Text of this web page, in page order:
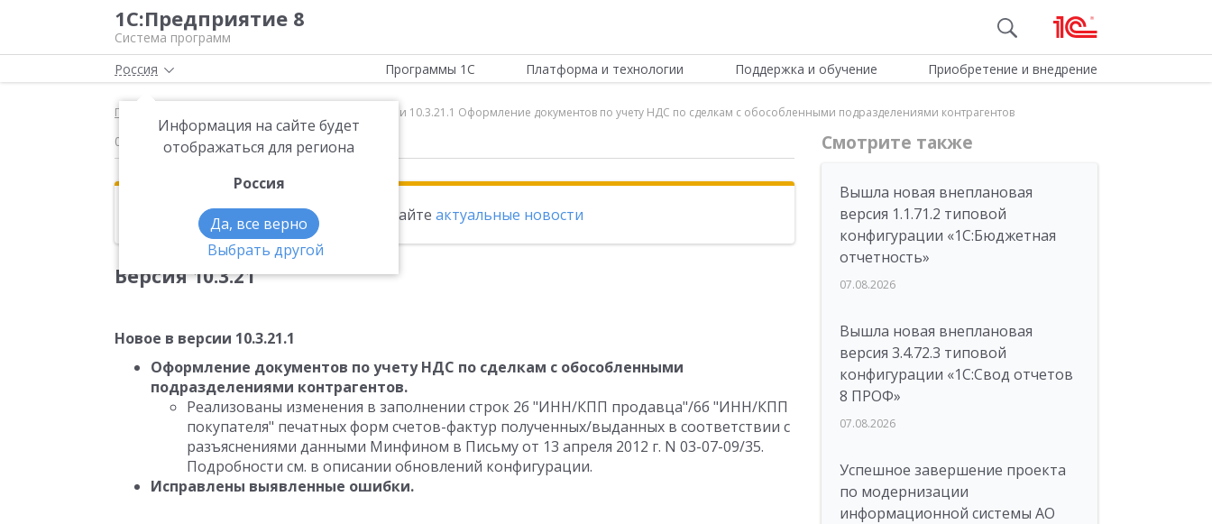
1С:Предприятие 8
Система программ
Россия
Информация на сайте будет
отображаться для региона
Россия
Да, все верно
Выбрать другой
Программы 1С Платформа и технологии Поддержка и обучение Приобретение и внедрение
Главная Версия 10.3.21 Новое в версии 10.3.21.1 Оформление документов по учету НДС по сделкам с обособленными подразделениями контрагентов
07.03.2013
Эта новость находится в архиве. Читайте актуальные новости
Версия 10.3.21
Новое в версии 10.3.21.1
Оформление документов по учету НДС по сделкам с обособленными
подразделениями контрагентов.
Реализованы изменения в заполнении строк 2б "ИНН/КПП продавца"/6б "ИНН/КПП
покупателя" печатных форм счетов-фактур полученных/выданных в соответствии с
разъяснениями данными Минфином в Письму от 13 апреля 2012 г. N 03-07-09/35.
Подробности см. в описании обновлений конфигурации.
Исправлены выявленные ошибки.
Смотрите также
Вышла новая внеплановая
версия 1.1.71.2 типовой
конфигурации «1C:Бюджетная
отчетность»
07.08.2026
Вышла новая внеплановая
версия 3.4.72.3 типовой
конфигурации «1C:Свод отчетов
8 ПРОФ»
07.08.2026
Успешное завершение проекта
по модернизации
информационной системы АО